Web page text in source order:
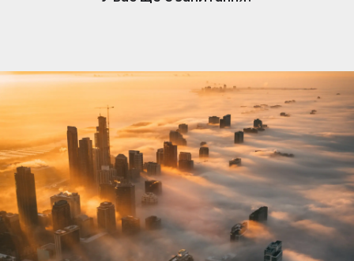
нерухомості. Коли вам подобається оголошення,
Щоб відповісти та зв’язатися з потенційними
покупцями чи орендарями, переконайтеся, що
ваша підписка активна.